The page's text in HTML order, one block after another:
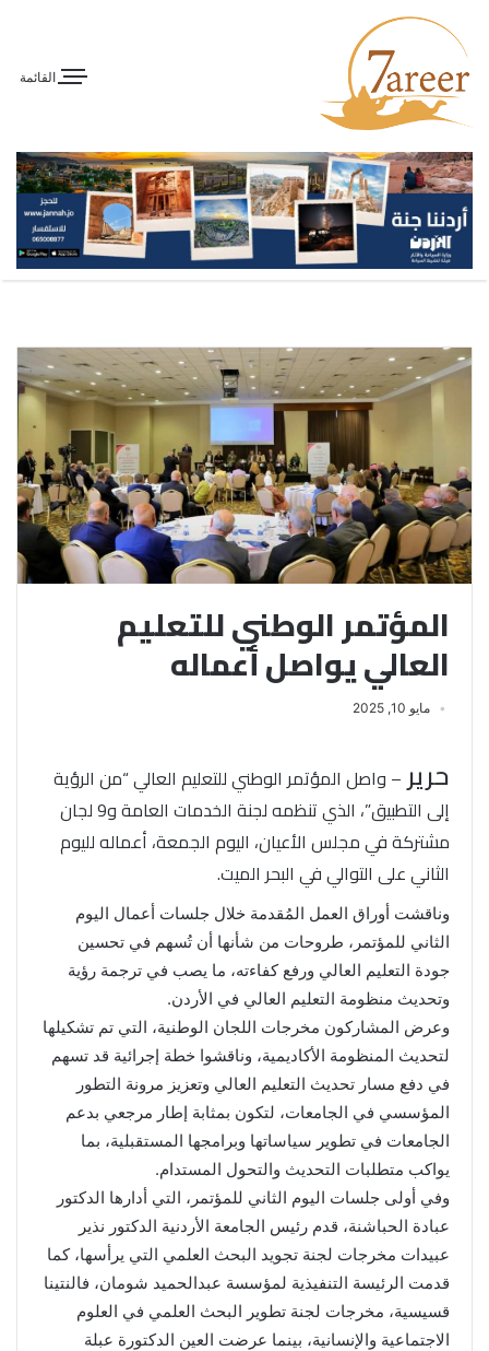
القائمة
المؤتمر الوطني للتعليم
العالي يواصل أعماله
مايو 10, 2025
حرير– واصل المؤتمر الوطني للتعليم العالي “من الرؤية
إلى التطبيق”، الذي تنظمه لجنة الخدمات العامة و9 لجان
مشتركة في مجلس الأعيان، اليوم الجمعة، أعماله لليوم
الثاني على التوالي في البحر الميت.
وناقشت أوراق العمل المُقدمة خلال جلسات أعمال اليوم
الثاني للمؤتمر، طروحات من شأنها أن تُسهم في تحسين
جودة التعليم العالي ورفع كفاءته، ما يصب في ترجمة رؤية
وتحديث منظومة التعليم العالي في الأردن.
وعرض المشاركون مخرجات اللجان الوطنية، التي تم تشكيلها
لتحديث المنظومة الأكاديمية، وناقشوا خطة إجرائية قد تسهم
في دفع مسار تحديث التعليم العالي وتعزيز مرونة التطور
المؤسسي في الجامعات، لتكون بمثابة إطار مرجعي بدعم
الجامعات في تطوير سياساتها وبرامجها المستقبلية، بما
يواكب متطلبات التحديث والتحول المستدام.
وفي أولى جلسات اليوم الثاني للمؤتمر، التي أدارها الدكتور
عبادة الحباشنة، قدم رئيس الجامعة الأردنية الدكتور نذير
عبيدات مخرجات لجنة تجويد البحث العلمي التي يرأسها، كما
قدمت الرئيسة التنفيذية لمؤسسة عبدالحميد شومان، فالنتينا
قسيسية، مخرجات لجنة تطوير البحث العلمي في العلوم
الاجتماعية والإنسانية، بينما عرضت العين الدكتورة عبلة